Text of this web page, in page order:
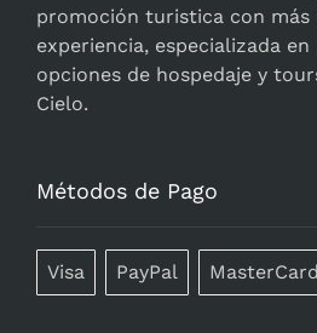
promoción turistica con más
experiencia, especializada
opciones de hospedaje y
Cielo.
Métodos de Pago
Visa PayPal MasterCard